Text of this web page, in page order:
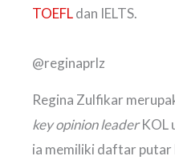
TOEFLdan IELTS.
@reginaprlz
Regina Zulfikar
key opinion leaderKOL
ia memiliki daftar putar